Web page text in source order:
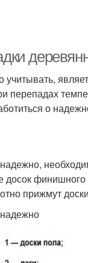
перепадах
о
досок
прижмут доски